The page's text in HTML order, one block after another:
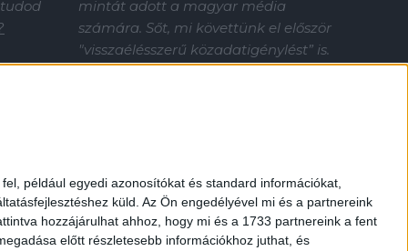
például egyedi azonosítókat és standard információkat,
küld. Az Ön engedélyével mi és a partnereink
hozzájárulhat ahhoz, hogy mi és a 1733 partnereink a fent
előtt részletesebb információkhoz juthat, és
mintát adott a magyar média
számára. Sőt, mi követtünk el először
"visszaélésszerű közadatigénylést” is.
Nélküled nincsenek sztorik.